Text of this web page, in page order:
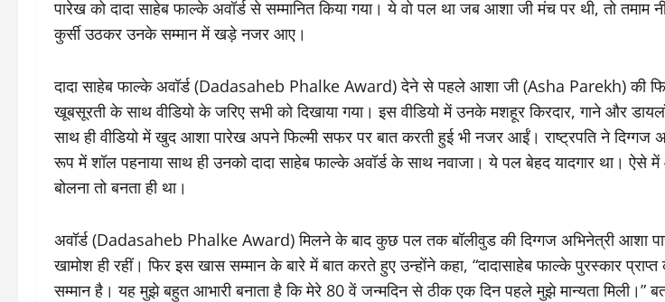
पारेख को दादा साहेब फाल्के अवॉर्ड से सम्मानित किया गया। ये वो पल था जब आशा जी मंच पर थी, तो तमाम
कुर्सी उठकर उनके सम्मान में खड़े नजर आए।
दादा साहेब फाल्के अवॉर्ड (Dadasaheb Phalke Award) देने से पहले आशा जी (Asha Parekh) की
खूबसूरती के साथ वीडियो के जरिए सभी को दिखाया गया। इस वीडियो में उनके मशहूर किरदार, गाने और
साथ ही वीडियो में खुद आशा पारेख अपने फिल्मी सफर पर बात करती हुई भी नजर आईं। राष्ट्रपति ने दिग्गज
रूप में शॉल पहनाया साथ ही उनको दादा साहेब फाल्के अवॉर्ड के साथ नवाजा। ये पल बेहद यादगार था। ऐसे
बोलना तो बनता ही था।
अवॉर्ड (Dadasaheb Phalke Award) मिलने के बाद कुछ पल तक बॉलीवुड की दिग्गज अभिनेत्री आशा
खामोश ही रहीं। फिर इस खास सम्मान के बारे में बात करते हुए उन्होंने कहा, “दादासाहेब फाल्के पुरस्कार
सम्मान है। यह मुझे बहुत आभारी बनाता है कि मेरे 80 वें जन्मदिन से ठीक एक दिन पहले मुझे मान्यता मिली।”